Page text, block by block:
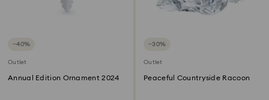
−40%
Outlet
Annual Edition Ornament 2024
−30%
Outlet
Peaceful Countryside Racoon